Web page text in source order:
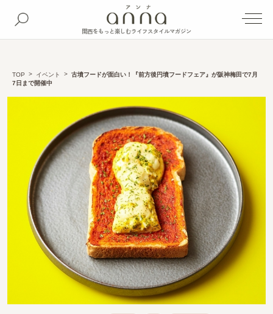
関西をもっと楽しむライフスタイルマガジン
TOP イベント
古墳フードが面白い！『前方後円墳フードフェア』が阪神梅田で7月
7日まで開催中